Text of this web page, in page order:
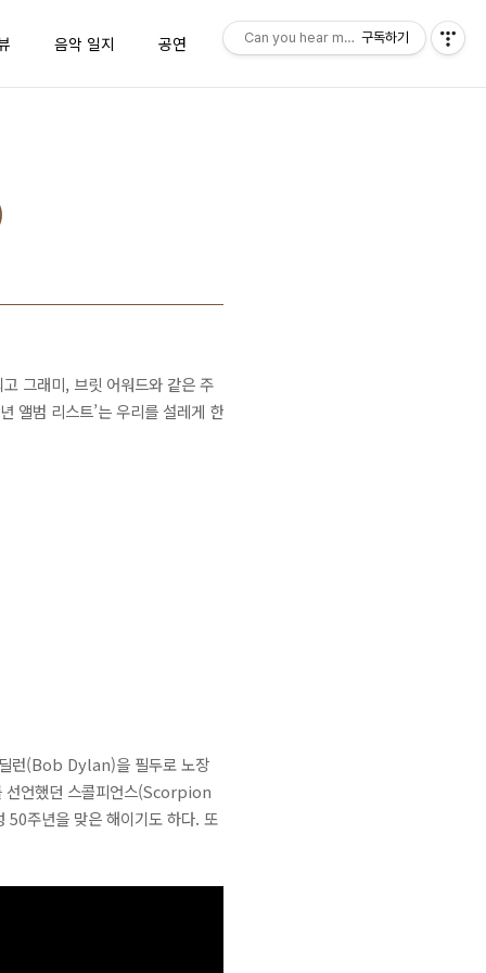
음악 일지 공연 일본여행 퀸포스트
그래미, 브릿 어워드와 같은 주
앨범 리스트’는 우리를 설레게 한
런(Bob Dylan)을 필두로 노장
언했던 스콜피언스(Scorpion
주년을 맞은 해이기도 하다. 또
Can you hear me, Major Tom?
구독하기